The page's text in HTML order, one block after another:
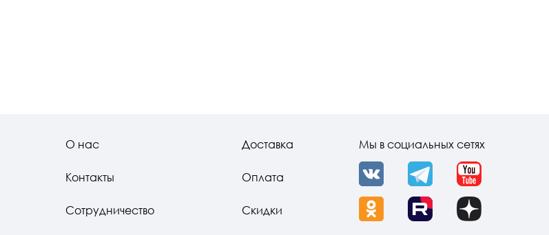
О нас
Контакты
Сотрудничество
Доставка
Оплата
Скидки
Мы в социальных сетях
VK Telegram YouTube
OK Rutube Dzen